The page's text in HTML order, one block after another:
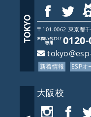
〒101-0062 東京都
新着情報 ESPオ
大阪校